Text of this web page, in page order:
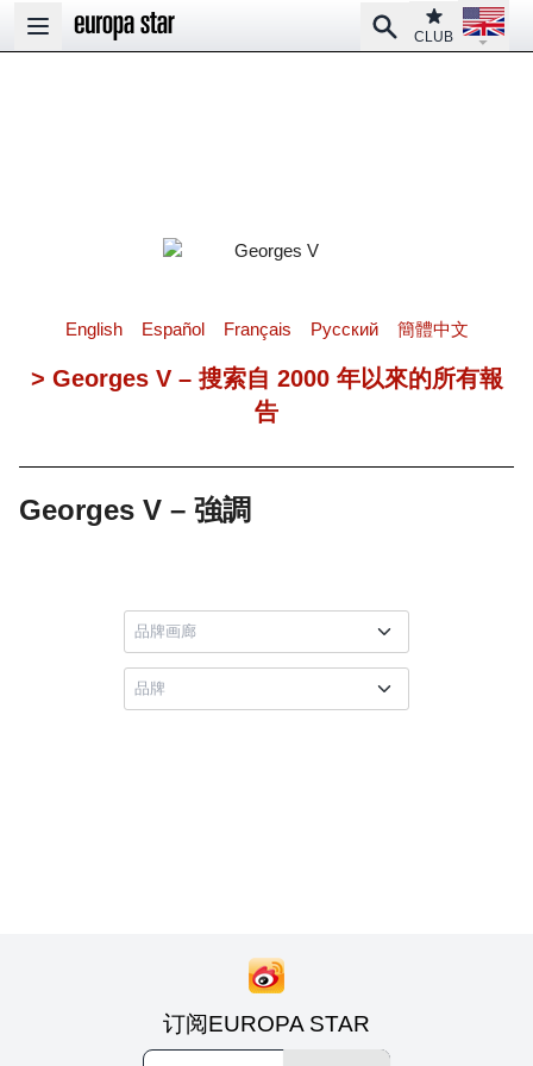
Open main menu
SearchClub
CLUB
Open
English Español Français Pусский 簡體中文
> Georges V – 搜索自 2000 年以來的所有報
告
Georges V – 強調
订阅EUROPA STAR